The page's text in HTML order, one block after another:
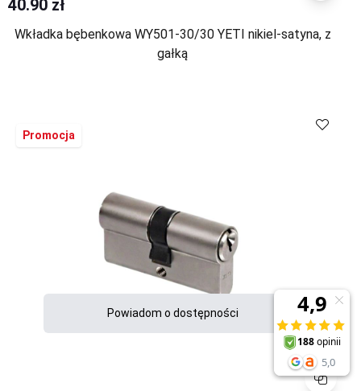
40.90 zł
Wkładka bębenkowa WY501-30/30 YETI nikiel-satyna, z
gałką
Porównaj
Powiadom o dostępności
Promocja